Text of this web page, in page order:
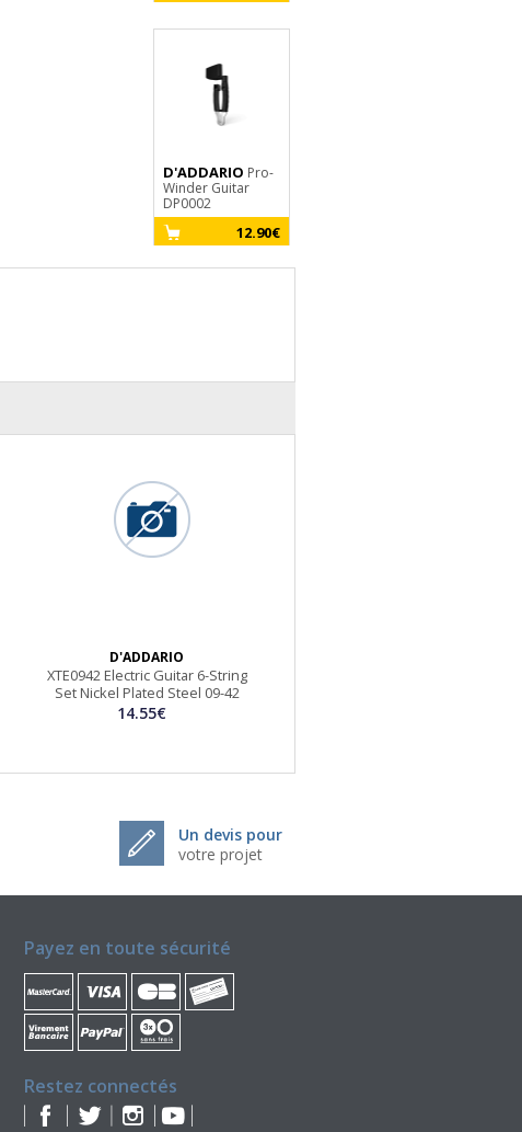
D'ADDARIO Pro-
Winder Guitar
DP0002
12.90€
D'ADDARIO
XTE0942 Electric Guitar 6-String
Set Nickel Plated Steel 09-42
14.55€
Un devis pour
votre projet
Payez en toute sécurité
Restez connectés